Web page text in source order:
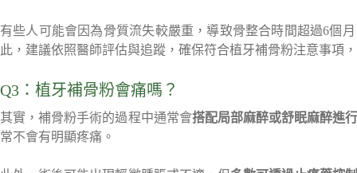
有些人可能會因為骨質流失較嚴重，導致骨整合時間超過6個
此，建議依照醫師評估與追蹤，確保符合植牙補骨粉注意事項
Q3：植牙補骨粉會痛嗎？
其實，補骨粉手術的過程中通常會搭配局部麻醉或舒眠麻醉進
常不會有明顯疼痛。